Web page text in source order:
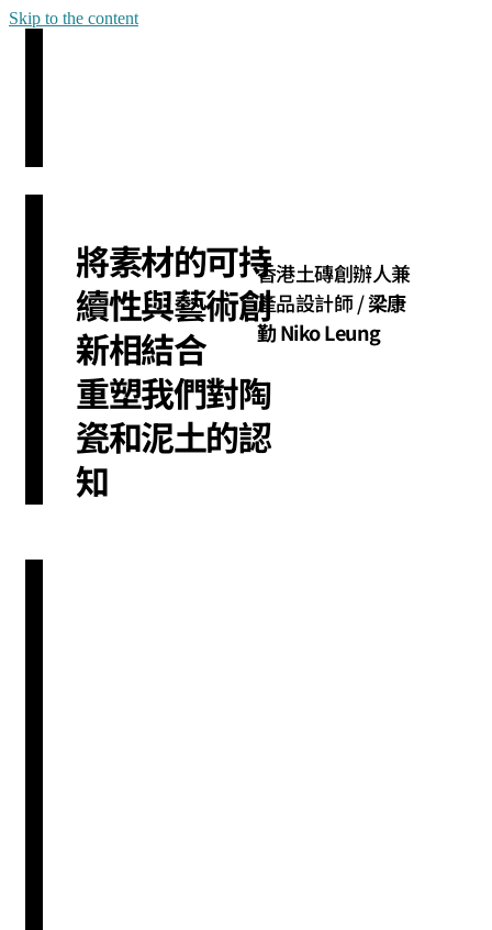
Skip to the content
將素材的可持
續性與藝術創
新相結合
重塑我們對陶
瓷和泥土的認
知
香港土磚創辦人兼
產品設計師 /梁康
勤 Niko Leung